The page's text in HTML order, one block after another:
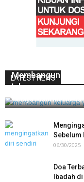
LATEST NEWS
Membangun
Islam
Cahaya Islam Indonesia
Sebelum
06/30/2025
Doa
Ibadah